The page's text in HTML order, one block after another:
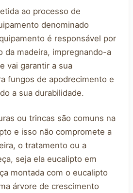
ao processo de
denominado
é responsável por
da madeira, impregnando-a
vai garantir a sua
fungos de apodrecimento e
a sua durabilidade.
ou trincas são comuns na
e isso não compromete a
o tratamento ou a
seja ela eucalipto em
montada com o eucalipto
árvore de crescimento